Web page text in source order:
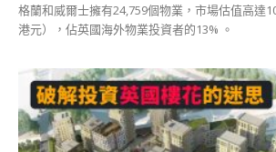
格蘭和威爾士擁有24,759個物業，市場估值高達
港元），佔英國海外物業投資者的13% 。